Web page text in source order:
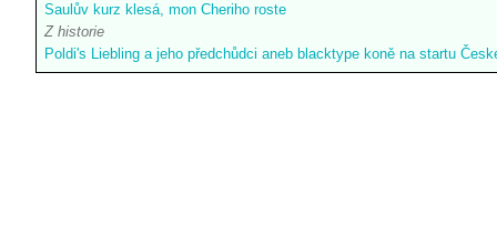
Saulův kurz klesá, mon Cheriho roste
Z historie
Poldi's Liebling a jeho předchůdci aneb blacktype koně na startu